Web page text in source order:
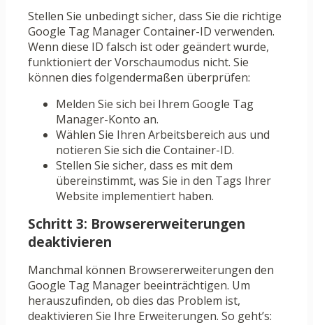
Stellen Sie unbedingt sicher, dass Sie die richtige
Google Tag Manager Container-ID verwenden.
Wenn diese ID falsch ist oder geändert wurde,
funktioniert der Vorschaumodus nicht. Sie
können dies folgendermaßen überprüfen:
Melden Sie sich bei Ihrem Google Tag
Manager-Konto an.
Wählen Sie Ihren Arbeitsbereich aus und
notieren Sie sich die Container-ID.
Stellen Sie sicher, dass es mit dem
übereinstimmt, was Sie in den Tags Ihrer
Website implementiert haben.
Schritt 3: Browsererweiterungen
deaktivieren
Manchmal können Browsererweiterungen den
Google Tag Manager beeinträchtigen. Um
herauszufinden, ob dies das Problem ist,
deaktivieren Sie Ihre Erweiterungen. So geht’s: